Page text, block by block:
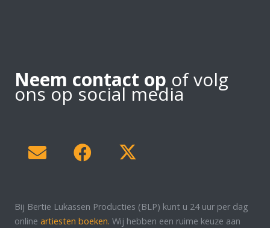
Neem contact op of volg
ons op social media
Bij Bertie Lukassen Producties (BLP) kunt u 24 uur per dag
online artiesten boeken. Wij hebben een ruime keuze aan